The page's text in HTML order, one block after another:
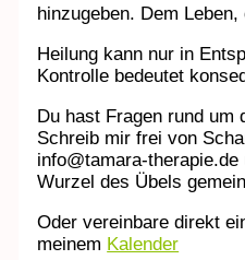
hinzugeben. Dem
Heilung kann nur in
Kontrolle bedeutet
Du hast Fragen rund um
Schreib mir frei von
info@tamara-
Wurzel des Übels
Oder vereinbare direkt
meinem Kalender